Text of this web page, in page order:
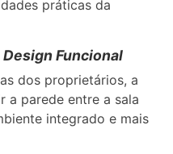
práticas da
Funcional
dos proprietários, a
a parede entre a sala
integrado e mais